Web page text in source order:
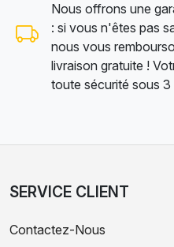
Nous offrons une
: si vous n'êtes pas
nous vous
livraison gratuite !
toute sécurité sous 3
SERVICE CLIENT
Contactez-Nous